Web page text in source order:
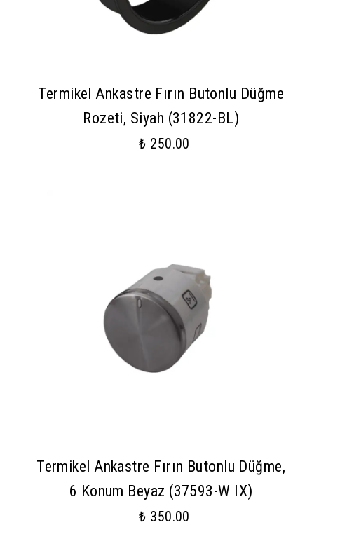
Termikel Ankastre Fırın Butonlu Düğme
Rozeti, Siyah (31822-BL)
₺ 250.00
Termikel Ankastre Fırın Butonlu Düğme,
6 Konum Beyaz (37593-W IX)
₺ 350.00